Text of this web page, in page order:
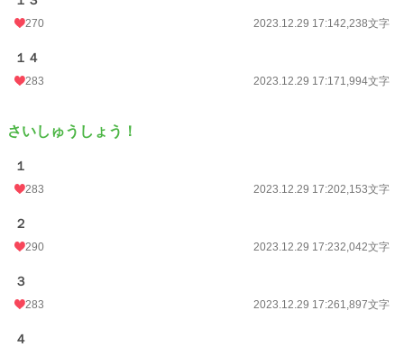
270 2023.12.29 17:142,238文字
１４
283 2023.12.29 17:171,994文字
さいしゅうしょう！
１
283 2023.12.29 17:202,153文字
２
290 2023.12.29 17:232,042文字
３
283 2023.12.29 17:261,897文字
４